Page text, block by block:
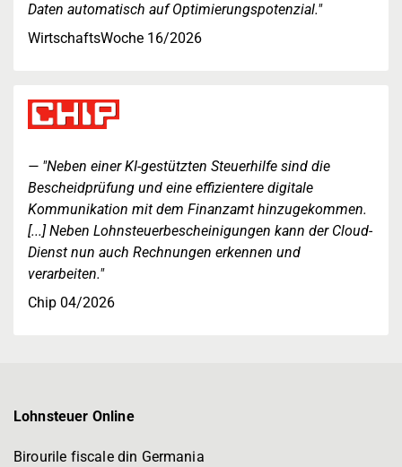
Daten automatisch auf Optimierungspotenzial."
WirtschaftsWoche 16/2026
"Neben einer KI-gestützten Steuerhilfe sind die
Bescheidprüfung und eine effizientere digitale
Kommunikation mit dem Finanzamt hinzugekommen.
[...] Neben Lohnsteuerbescheinigungen kann der Cloud-
Dienst nun auch Rechnungen erkennen und
verarbeiten."
Chip 04/2026
Lohnsteuer Online
Birourile fiscale din Germania